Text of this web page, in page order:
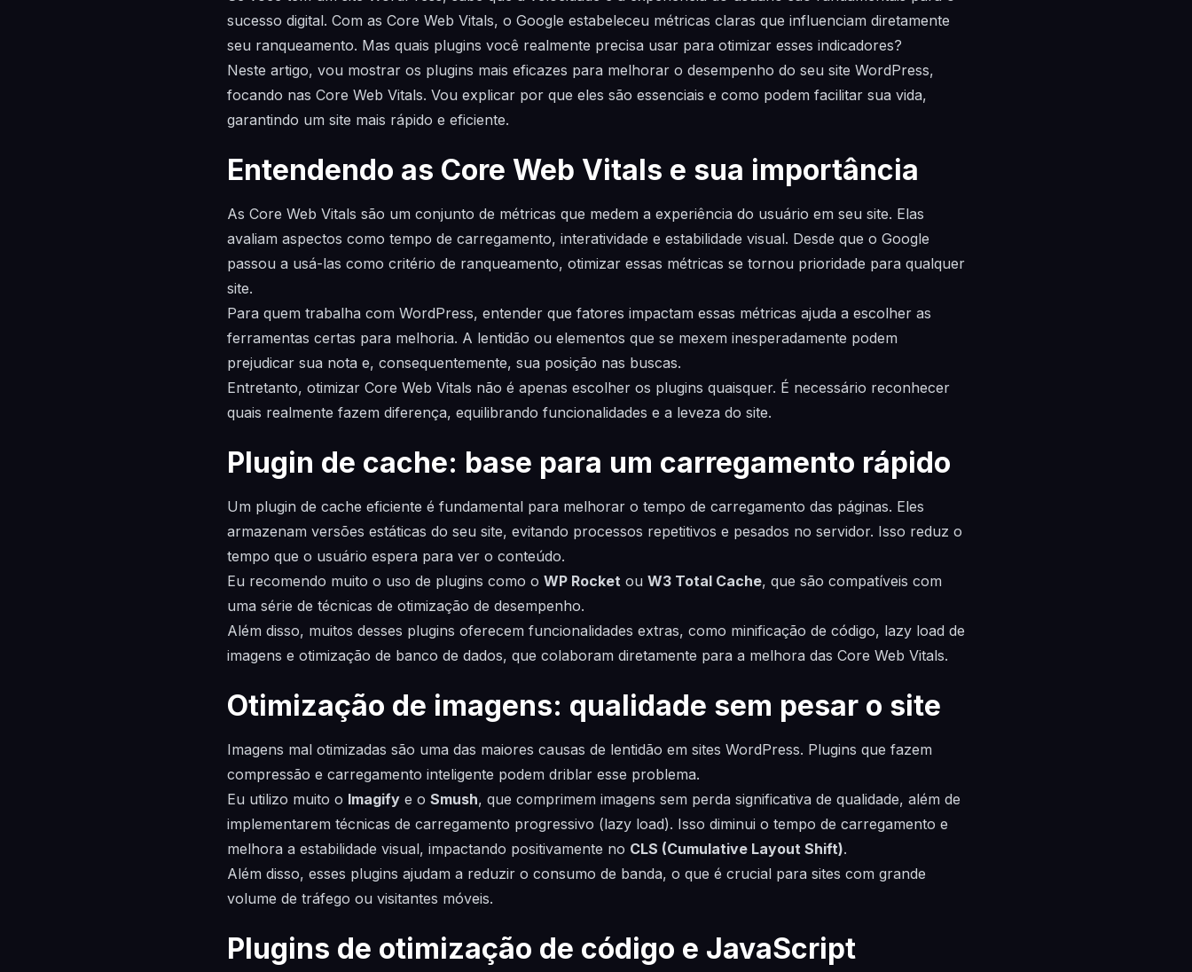
sucesso digital. Com as Core Web Vitals, o Google estabeleceu métricas claras que influenciam diretamente
seu ranqueamento. Mas quais plugins você realmente precisa usar para otimizar esses indicadores?
Neste artigo, vou mostrar os plugins mais eficazes para melhorar o desempenho do seu site WordPress,
focando nas Core Web Vitals. Vou explicar por que eles são essenciais e como podem facilitar sua vida,
garantindo um site mais rápido e eficiente.
Entendendo as Core Web Vitals e sua importância
As Core Web Vitals são um conjunto de métricas que medem a experiência do usuário em seu site. Elas
avaliam aspectos como tempo de carregamento, interatividade e estabilidade visual. Desde que o Google
passou a usá-las como critério de ranqueamento, otimizar essas métricas se tornou prioridade para qualquer
site.
Para quem trabalha com WordPress, entender que fatores impactam essas métricas ajuda a escolher as
ferramentas certas para melhoria. A lentidão ou elementos que se mexem inesperadamente podem
prejudicar sua nota e, consequentemente, sua posição nas buscas.
Entretanto, otimizar Core Web Vitals não é apenas escolher os plugins quaisquer. É necessário reconhecer
quais realmente fazem diferença, equilibrando funcionalidades e a leveza do site.
Plugin de cache: base para um carregamento rápido
Um plugin de cache eficiente é fundamental para melhorar o tempo de carregamento das páginas. Eles
armazenam versões estáticas do seu site, evitando processos repetitivos e pesados no servidor. Isso reduz o
tempo que o usuário espera para ver o conteúdo.
Eu recomendo muito o uso de plugins como o WP Rocket ou W3 Total Cache, que são compatíveis com
uma série de técnicas de otimização de desempenho.
Além disso, muitos desses plugins oferecem funcionalidades extras, como minificação de código, lazy load de
imagens e otimização de banco de dados, que colaboram diretamente para a melhora das Core Web Vitals.
Otimização de imagens: qualidade sem pesar o site
Imagens mal otimizadas são uma das maiores causas de lentidão em sites WordPress. Plugins que fazem
compressão e carregamento inteligente podem driblar esse problema.
Eu utilizo muito o Imagify e o Smush, que comprimem imagens sem perda significativa de qualidade, além de
implementarem técnicas de carregamento progressivo (lazy load). Isso diminui o tempo de carregamento e
melhora a estabilidade visual, impactando positivamente no CLS (Cumulative Layout Shift).
Além disso, esses plugins ajudam a reduzir o consumo de banda, o que é crucial para sites com grande
volume de tráfego ou visitantes móveis.
Plugins de otimização de código e JavaScript